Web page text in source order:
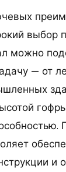
выбор
можно
— от
и